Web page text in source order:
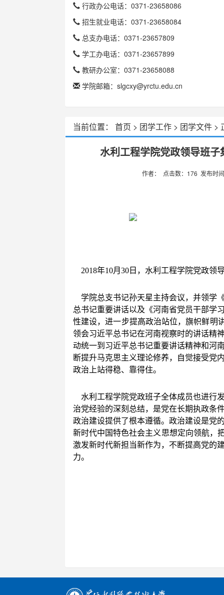
行政办公电话：0371-23658086
招生就业电话：0371-23658084
总支办电话：0371-23657809
学工办电话：0371-23657899
教研办公室：0371-23658088
学院邮箱：slgcxy@yrctu.edu.cn
当前位置： 首页 > 团学工作 > 团学文件 >
水利工程学院党政领导班
作者： 点击数： 176 发布时
2018年10月30日 ，水利工程学院党政领
学院总支书记孙天星主持会议，并领学
总书记重要讲话以及《河南省党员干部学
性建设，进一步提高政治站位，旗帜鲜明
领会习近平总书记在河南视察时的讲话精
动统一到习近平总书记重要讲话精神和河
断提升马克思主义理论修养，自觉接受党
政治上站得稳、靠得住。
水利工程学院党政班子全体成员也进行
治党经验的深刻总结，是党在长期执政条
政治建设提供了根本遵循。政治建设是党
新时代中国特色社会主义思想定向领航，
激发新时代新担当新作为，不断提高党的
力。